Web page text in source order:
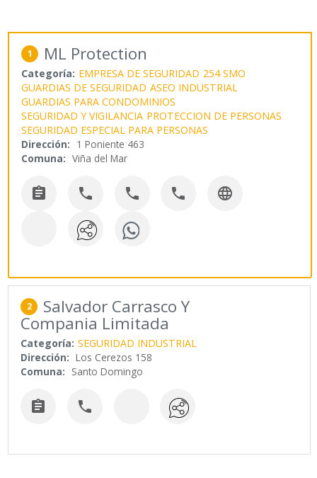
1 ML Protection
Categoría: EMPRESA DE SEGURIDAD 254 SMO
GUARDIAS DE SEGURIDAD ASEO INDUSTRIAL
GUARDIAS PARA CONDOMINIOS
SEGURIDAD Y VIGILANCIA PROTECCION DE PERSONAS
SEGURIDAD ESPECIAL PARA PERSONAS
Dirección: 1 Poniente 463
Comuna: Viña del Mar
    
2 Salvador Carrasco Y
Compania Limitada
Categoría: SEGURIDAD INDUSTRIAL
Dirección: Los Cerezos 158
Comuna: Santo Domingo
 